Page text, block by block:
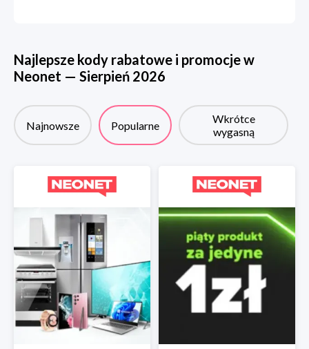
Najlepsze kody rabatowe i promocje w
Neonet — Sierpień 2026
Najnowsze Popularne
Wkrótce
wygasną